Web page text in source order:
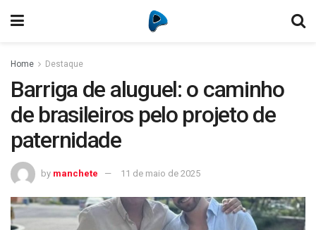
Home Destaque
Barriga de aluguel: o caminho
de brasileiros pelo projeto de
paternidade
by manchete 11 de maio de 2025